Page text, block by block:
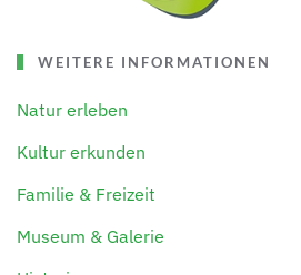
WEITERE INFORMATIONEN
Natur erleben
Kultur erkunden
Familie & Freizeit
Museum & Galerie